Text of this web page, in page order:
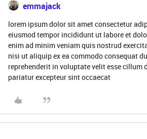
emmajack
lorem ipsum dolor sit amet consectetur
eiusmod tempor incididunt ut labore et
enim ad minim veniam quis nostrud
nisi ut aliquip ex ea commodo consequat
reprehenderit in voluptate velit esse cillum
pariatur excepteur sint occaecat